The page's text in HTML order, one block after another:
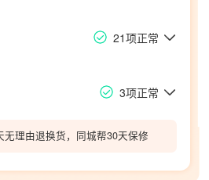
21项正常
3项正常
无理由退换货，同城帮30天保修